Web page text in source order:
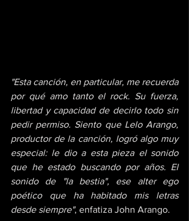
"Esta canción, en particular, me recuerda
por qué amo tanto el rock. Su fuerza,
libertad y capacidad de decirlo todo sin
pedir permiso. Siento que Lelo Arango,
productor de la canción, logró algo muy
especial: le dio a esta pieza el sonido
que he estado buscando por años. El
sonido de "la bestia", ese alter ego
poético que ha habitado mis letras
desde siempre", enfatiza John Arango.